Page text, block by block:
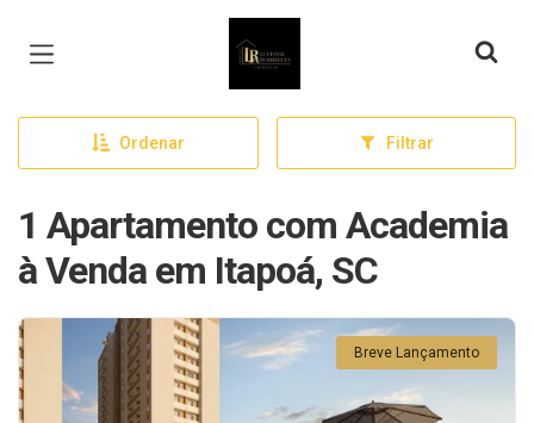
Página inicial
Ordenar Filtrar
1 Apartamento com Academia
à Venda em Itapoá, SC
Breve Lançamento